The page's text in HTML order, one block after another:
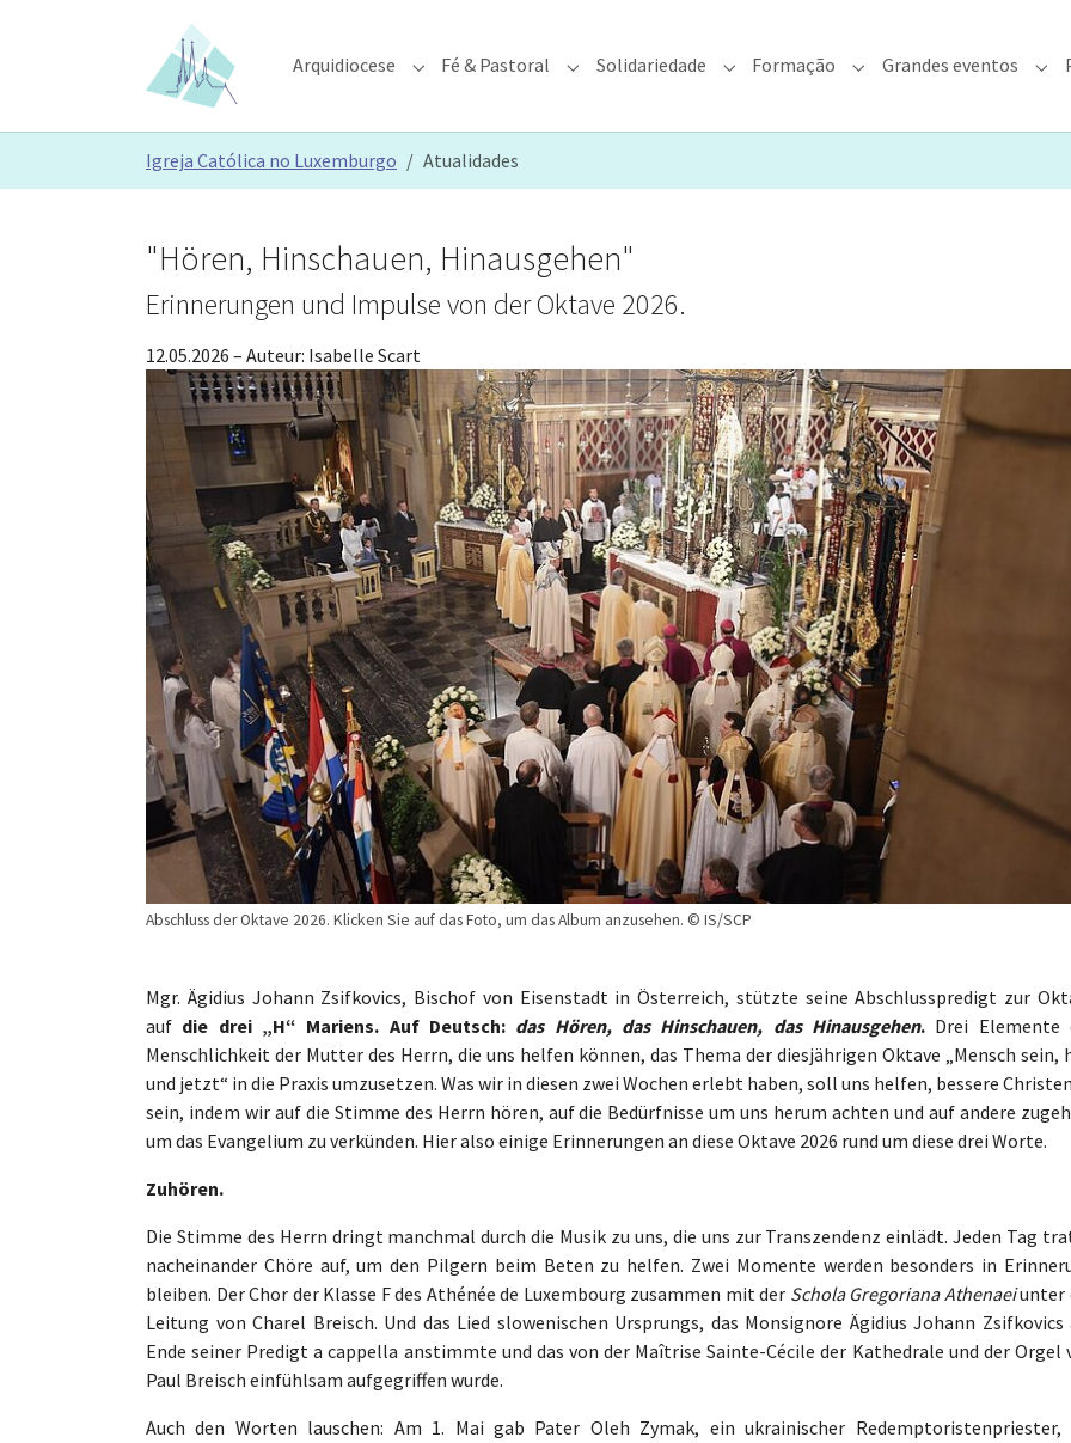
Arquidiocese Submenu for "Arquidiocese"
Fé & Pastoral Submenu for "Fé & Pastoral"
Solidariedade Submenu for "Solidariedade"
Formação Submenu for "Formação"
Grandes eventos
Igreja Católica no Luxemburgo Atualidades
Abschluss der Oktave 2026. Klicken Sie auf das Foto, um das Album anzusehen. © IS/SCP
"Hören, Hinschauen, Hinausgehen"
Erinnerungen und Impulse von der Oktave 2026.
12.05.2026 – Auteur: Isabelle Scart
Mgr. Ägidius Johann Zsifkovics, Bischof von Eisenstadt in Österreich, stützte seine Abschlusspredigt zur
auf die drei „H“ Mariens. Auf Deutsch: das Hören, das Hinschauen, das Hinausgehen. Drei Elemente
Menschlichkeit der Mutter des Herrn, die uns helfen können, das Thema der diesjährigen Oktave „Mensch sein,
und jetzt“ in die Praxis umzusetzen. Was wir in diesen zwei Wochen erlebt haben, soll uns helfen, bessere
sein, indem wir auf die Stimme des Herrn hören, auf die Bedürfnisse um uns herum achten und auf andere
um das Evangelium zu verkünden. Hier also einige Erinnerungen an diese Oktave 2026 rund um diese drei Worte.
Zuhören.
Die Stimme des Herrn dringt manchmal durch die Musik zu uns, die uns zur Transzendenz einlädt. Jeden Tag
nacheinander Chöre auf, um den Pilgern beim Beten zu helfen. Zwei Momente werden besonders in
bleiben. Der Chor der Klasse F des Athénée de Luxembourg zusammen mit der Schola Gregoriana Athenaeiunter
Leitung von Charel Breisch. Und das Lied slowenischen Ursprungs, das Monsignore Ägidius Johann Zsifkovics
Ende seiner Predigt a cappella anstimmte und das von der Maîtrise Sainte-Cécile der Kathedrale und der Orgel
Paul Breisch einfühlsam aufgegriffen wurde.
Auch den Worten lauschen: Am 1. Mai gab Pater Oleh Zymak, ein ukrainischer Redemptoristenpriester,